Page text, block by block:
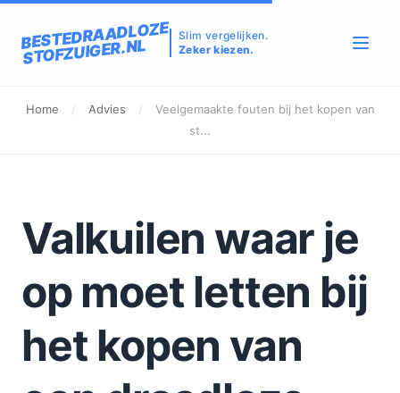
BESTEDRAADLOZE
STOFZUIGER.NL
Slim vergelijken.
Zeker kiezen.
Home / Advies /
Veelgemaakte fouten bij het kopen van
st...
Valkuilen waar je
op moet letten bij
het kopen van